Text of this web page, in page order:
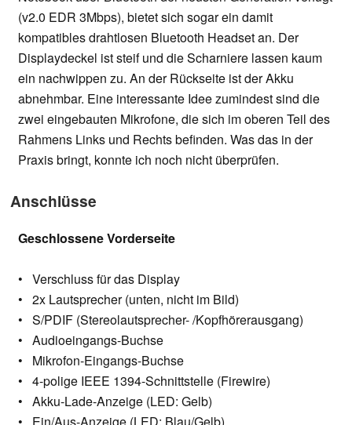
(v2.0 EDR 3Mbps), bietet sich sogar ein damit
kompatibles drahtlosen Bluetooth Headset an. Der
Displaydeckel ist steif und die Scharniere lassen kaum
ein nachwippen zu. An der Rückseite ist der Akku
abnehmbar. Eine interessante Idee zumindest sind die
zwei eingebauten Mikrofone, die sich im oberen Teil des
Rahmens Links und Rechts befinden. Was das in der
Praxis bringt, konnte ich noch nicht überprüfen.
Anschlüsse
Geschlossene Vorderseite
• Verschluss für das Display
• 2x Lautsprecher (unten, nicht im Bild)
• S/PDIF (Stereolautsprecher- /Kopfhörerausgang)
• Audioeingangs-Buchse
• Mikrofon-Eingangs-Buchse
• 4-polige IEEE 1394-Schnittstelle (Firewire)
• Akku-Lade-Anzeige (LED: Gelb)